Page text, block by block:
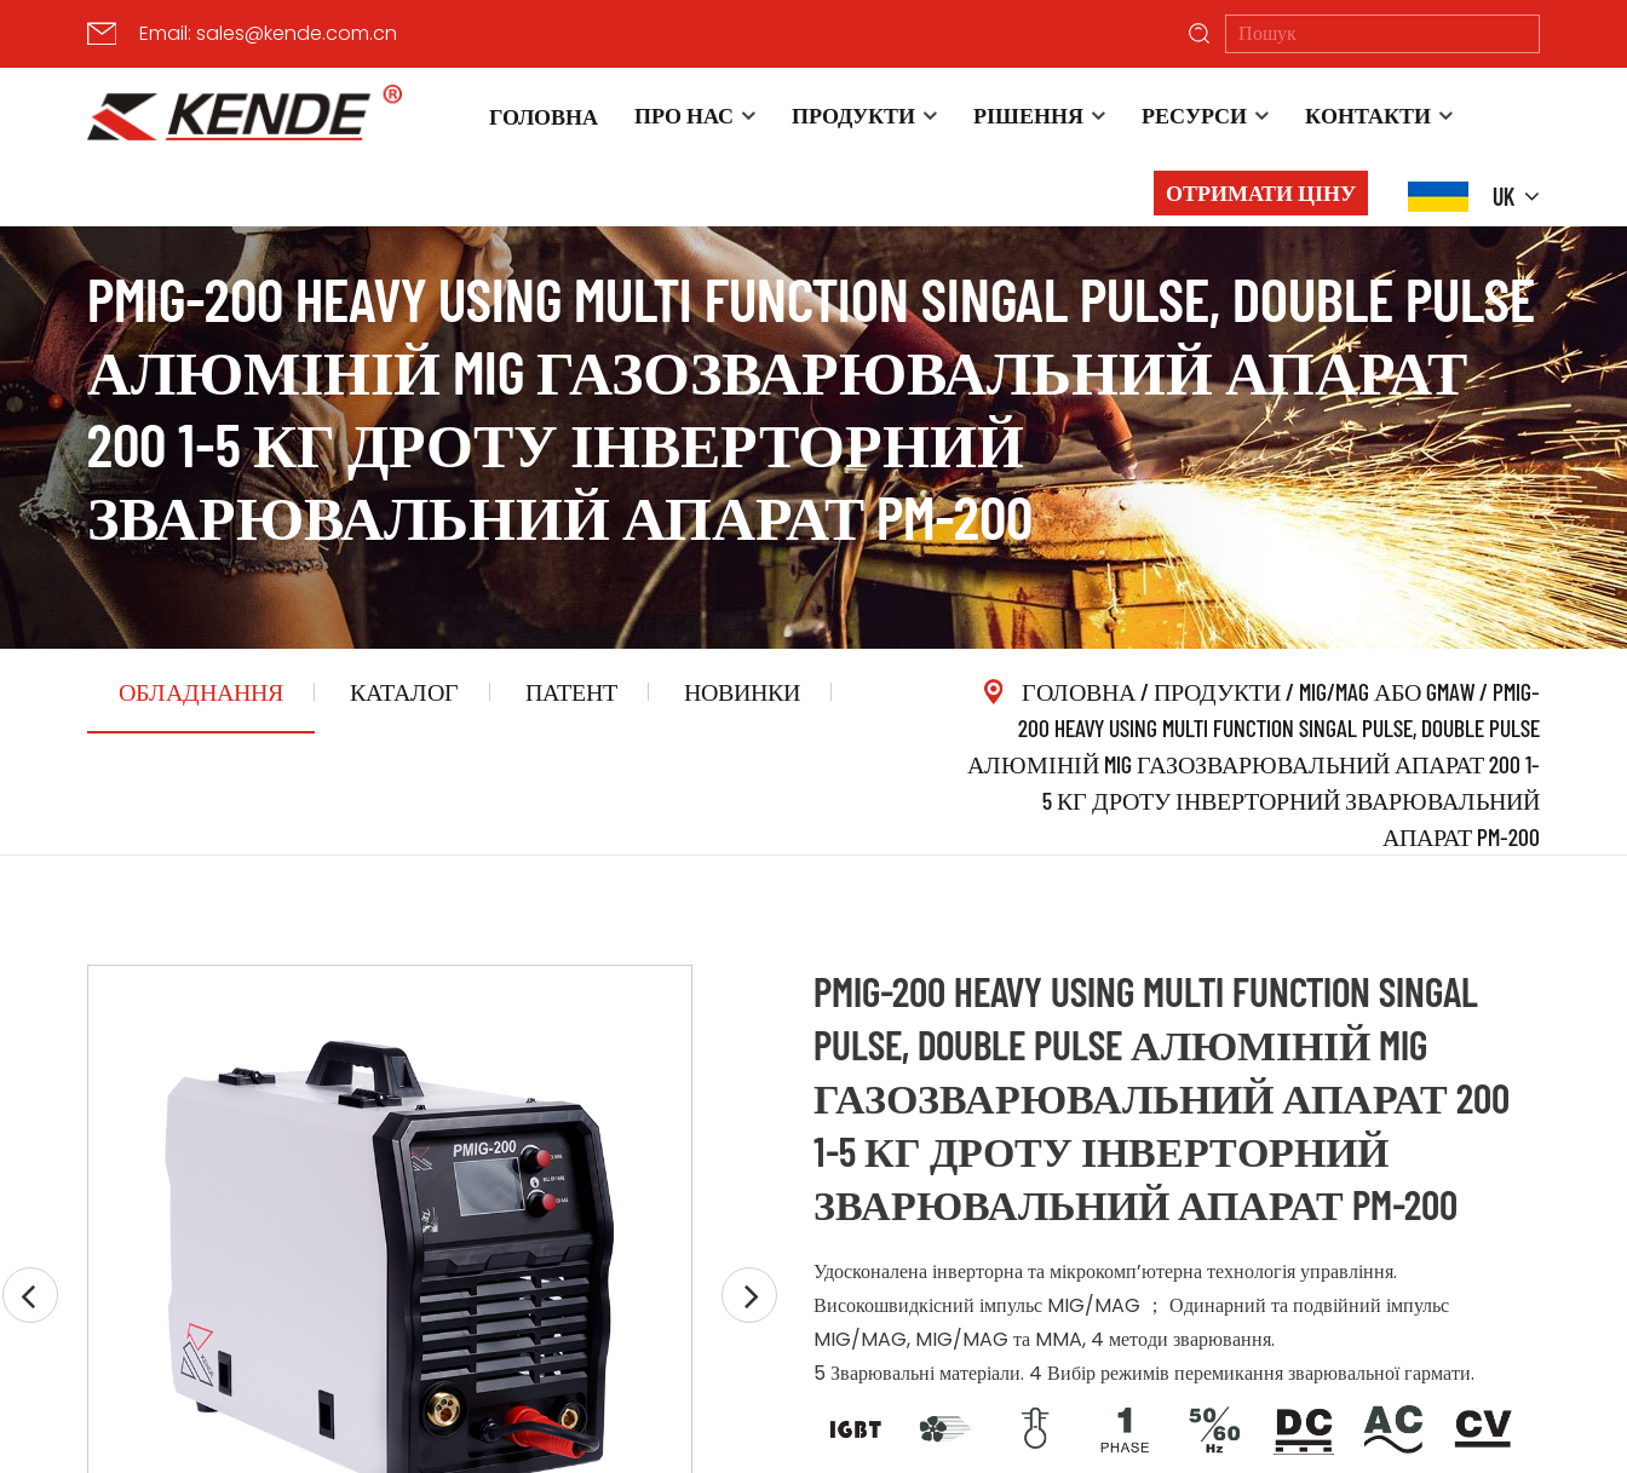
Email: sales@kende.com.cn
ГОЛОВНА ПРО НАС ПРОДУКТИ РІШЕННЯ РЕСУРСИ КОНТАКТИ
ОТРИМАТИ ЦІНУ UK
PMIG-200 HEAVY USING MULTI FUNCTION SINGAL PULSE, DOUBLE PULSE
АЛЮМІНІЙ MIG ГАЗОЗВАРЮВАЛЬНИЙ АПАРАТ
200 1-5 КГ ДРОТУ ІНВЕРТОРНИЙ
ЗВАРЮВАЛЬНИЙ АПАРАТ PM-200
ОБЛАДНАННЯ КАТАЛОГ ПАТЕНТ НОВИНКИ ГОЛОВНА / ПРОДУКТИ/ MIG/MAG АБО GMAW/ PMIG-
200 HEAVY USING MULTI FUNCTION SINGAL PULSE, DOUBLE PULSE
АЛЮМІНІЙ MIG ГАЗОЗВАРЮВАЛЬНИЙ АПАРАТ 200 1-
5 КГ ДРОТУ ІНВЕРТОРНИЙ ЗВАРЮВАЛЬНИЙ
АПАРАТ PM-200
PMIG-200 HEAVY USING MULTI FUNCTION SINGAL
PULSE, DOUBLE PULSE АЛЮМІНІЙ MIG
ГАЗОЗВАРЮВАЛЬНИЙ АПАРАТ 200
1-5 КГ ДРОТУ ІНВЕРТОРНИЙ
ЗВАРЮВАЛЬНИЙ АПАРАТ PM-200
Удосконалена інверторна та мікрокомп’ютерна технологія управління.
Високошвидкісний імпульс MIG/MAG ； Одинарний та подвійний імпульс
MIG/MAG, MIG/MAG та MMA, 4 методи зварювання.
5 Зварювальні матеріали. 4 Вибір режимів перемикання зварювальної гармати.